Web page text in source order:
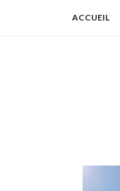
ACCUEIL